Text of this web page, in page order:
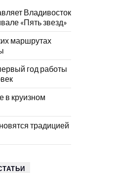
Владивосток
«Пять звезд»
маршрутах
год работы
в круизном
традицией